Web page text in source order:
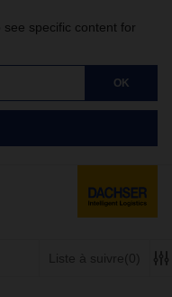
specific content for
OK
Liste à suivre(0)